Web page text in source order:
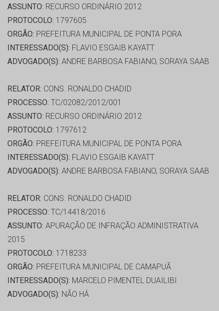
ASSUNTO: RECURSO ORDINÁRIO 2012
PROTOCOLO: 1797605
ORGÃO: PREFEITURA MUNICIPAL DE PONTA PORA
INTERESSADO(S): FLAVIO ESGAIB KAYATT
ADVOGADO(S): ANDRE BARBOSA FABIANO, SORAYA SAAB
RELATOR: CONS. RONALDO CHADID
PROCESSO: TC/02082/2012/001
ASSUNTO: RECURSO ORDINÁRIO 2012
PROTOCOLO: 1797612
ORGÃO: PREFEITURA MUNICIPAL DE PONTA PORA
INTERESSADO(S): FLAVIO ESGAIB KAYATT
ADVOGADO(S): ANDRE BARBOSA FABIANO, SORAYA SAAB
RELATOR: CONS. RONALDO CHADID
PROCESSO: TC/14418/2016
ASSUNTO: APURAÇÃO DE INFRAÇÃO ADMINISTRATIVA
2015
PROTOCOLO: 1718233
ORGÃO: PREFEITURA MUNICIPAL DE CAMAPUÃ
INTERESSADO(S): MARCELO PIMENTEL DUAILIBI
ADVOGADO(S): NÃO HÁ